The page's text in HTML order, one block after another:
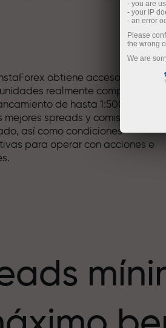
obtiene acceso a
realmente competitivas:
de hasta 1:5000, unos
mejores spreads y comisiones del
así como condiciones
para operar con acciones e
operaciones comparten los
valores. Ales Loprais aporta
- you are
- your IP
- an error
Please
the wrong
We are